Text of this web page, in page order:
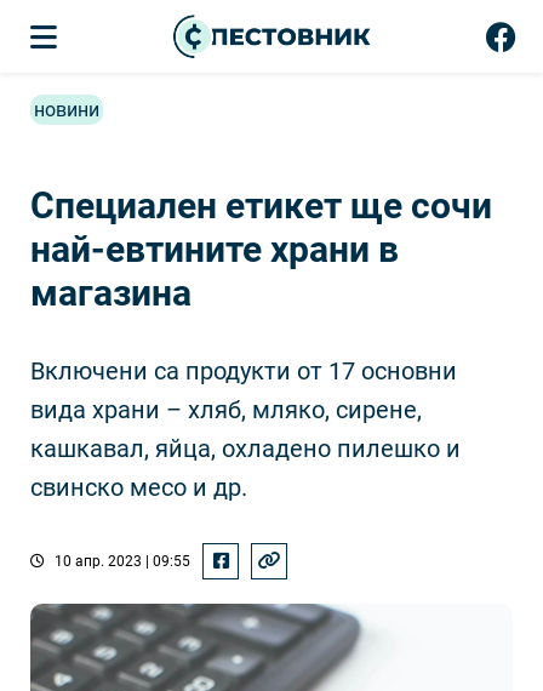
новини
Специален етикет ще сочи
най-евтините храни в
магазина
Включени са продукти от 17 основни
вида храни – хляб, мляко, сирене,
кашкавал, яйца, охладено пилешко и
свинско месо и др.
10 апр. 2023 | 09:55